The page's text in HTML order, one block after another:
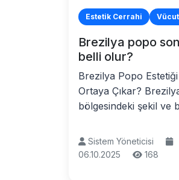
Estetik Cerrahi
Brezilya popo
belli olur?
Brezilya Popo
Ortaya Çıkar?
bölgesindeki şekil ve
Sistem Yöneticisi
06.10.2025
168